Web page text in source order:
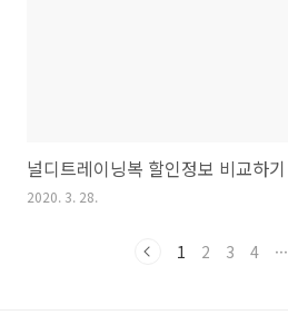
널디트레이닝복 할인정보 비교하기
2020. 3. 28.
1 2 3 4 ···